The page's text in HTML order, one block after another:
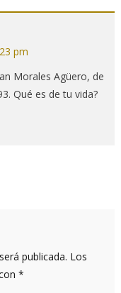
pm
Morales Agüero, de
Qué es de tu vida?
publicada. Los
*